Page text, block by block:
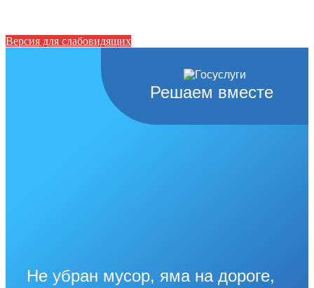
Версия для слабовидящих
Решаем вместе
Не убран мусор, яма на дороге,